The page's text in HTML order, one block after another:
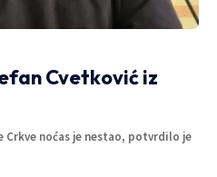
Cvetković iz
Crkve noćas je nestao, potvrdilo je